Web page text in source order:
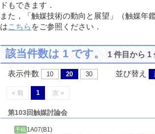
ドもできます．
また，「触媒技術の動向と展望」（触媒年
はこちら をご参照ください．
該当件数は 1 です。1 件目から 1
表示件数 10 20 30 並び替え
« 前 1 次 »
第103回触媒討論会
予稿 1A07(B1)